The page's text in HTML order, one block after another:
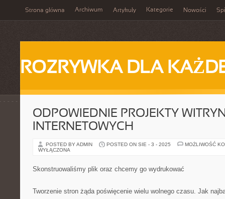
Strona główna Archiwum Artykuły Kategorie Nowości
ROZRYWKA DLA
ODPOWIEDNIE PROJEKTY
INTERNETOWYCH
POSTED BY ADMIN POSTED ON SIE - 3 - 2025
MOŻLIWOŚĆ
WYŁĄCZONA
Skonstruowaliśmy plik oraz chcemy go wydrukować
Tworzenie stron żąda poświęcenie wielu wolnego czasu. Jak